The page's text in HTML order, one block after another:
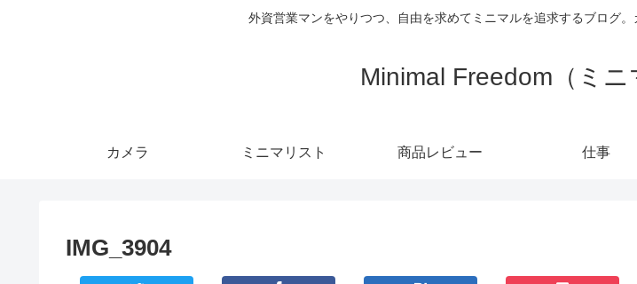
外資営業マンをやりつつ、自由を求めてミニマルを追求するブログ
Minimal Freedom（ミニ
カメラ ミニマリスト 商品レビュー 仕事
IMG_3904